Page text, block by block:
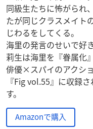
同級生たちに怖がられ
たが同じクラスメイト
じわるをしてくる。
海里の発言のせいで好
莉生は海里を『眷属化
俳優×スパイのアクシ
『Fig vol.55』に収録
す。
Amazonで購入